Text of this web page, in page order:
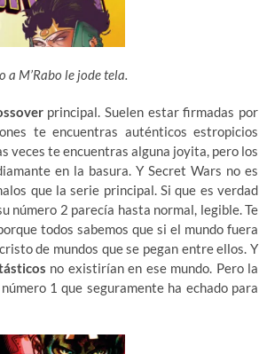
a M’Rabo le jode tela.
principal. Suelen estar firmadas por
te encuentras auténticos estropicios
veces te encuentras alguna joyita, pero los
en la basura. Y Secret Wars no es
que la serie principal. Si que es verdad
número 2 parecía hasta normal, legible. Te
todos sabemos que si el mundo fuera
de mundos que se pegan entre ellos. Y
no existirían en ese mundo. Pero la
1 que seguramente ha echado para